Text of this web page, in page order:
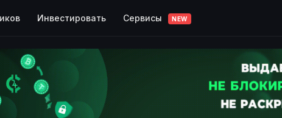
Инвестировать Сервисы NEW